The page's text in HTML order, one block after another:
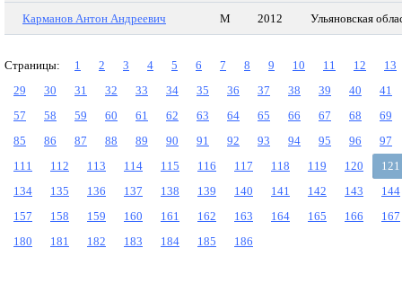
Карманов Антон Андреевич М 2012 Ульяновская
Страницы: 1 2 3 4 5 6 7 8 9 10 11 12
13
29
30 31 32 33 34 35 36 37 38 39 40
41
57
58 59 60 61 62 63 64 65 66 67 68
69
85
86 87 88 89 90 91 92 93 94 95 96
97
111
112 113 114 115 116 117 118 119 120
121
134
135 136 137 138 139 140 141 142 143
144
157
158 159 160 161 162 163 164 165 166
167
180
181 182 183 184 185 186